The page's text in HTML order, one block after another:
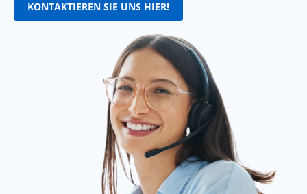
KONTAKTIEREN SIE UNS HIER!